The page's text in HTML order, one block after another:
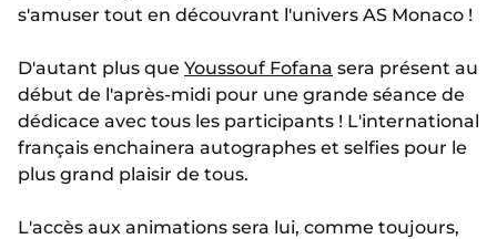
s'amuser tout en découvrant l'univers AS Monaco !
D'autant plus que Youssouf Fofana sera présent au
début de l'après-midi pour une grande séance de
dédicace avec tous les participants ! L'international
français enchainera autographes et selfies pour le
plus grand plaisir de tous.
L'accès aux animations sera lui, comme toujours,